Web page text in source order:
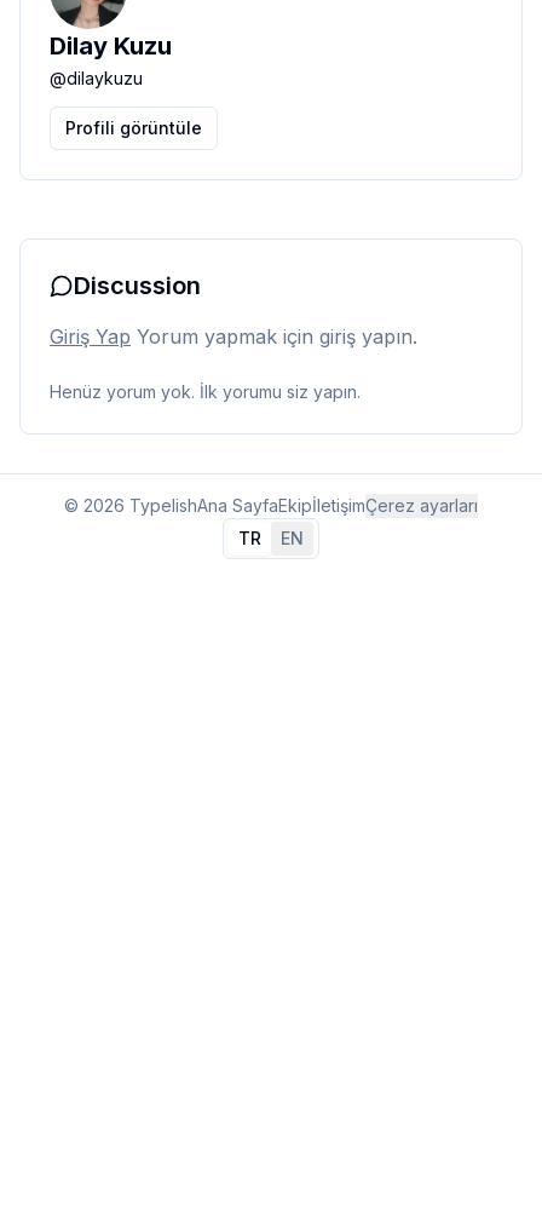
Dilay Kuzu
@dilaykuzu
Profili görüntüle
Discussion
Giriş Yap Yorum yapmak için giriş yapın.
Henüz yorum yok. İlk yorumu siz yapın.
© 2026 TypelishAna SayfaEkipİletişimÇerez ayarları
DilTR EN